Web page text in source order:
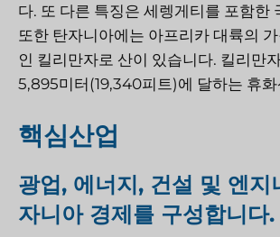
다. 또 다른 특징은 세렝게티를 포함한
또한 탄자니아에는 아프리카 대륙의
인 킬리만자로 산이 있습니다. 킬리만
5,895미터(19,340피트)에 달하는 휴
핵심산업
광업, 에너지, 건설 및 엔지
자니아 경제를 구성합니다.